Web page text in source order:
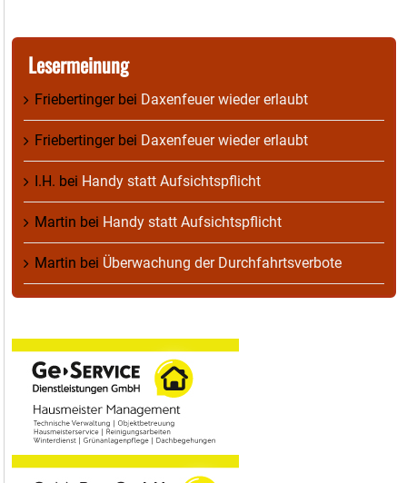
Lesermeinung
Friebertingerbei Daxenfeuer wieder erlaubt
Friebertingerbei Daxenfeuer wieder erlaubt
I.H. bei Handy statt Aufsichtspflicht
Martin bei Handy statt Aufsichtspflicht
Martin bei Überwachung der Durchfahrtsverbote